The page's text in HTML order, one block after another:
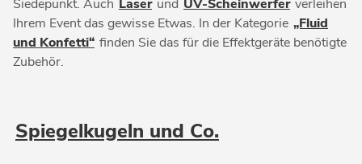
Siedepunkt. Auch Laser und UV-Scheinwerfer verleihen
Ihrem Event das gewisse Etwas. In der Kategorie „Fluid
und Konfetti“ finden Sie das für die Effektgeräte benötigte
Zubehör.
Spiegelkugeln und Co.